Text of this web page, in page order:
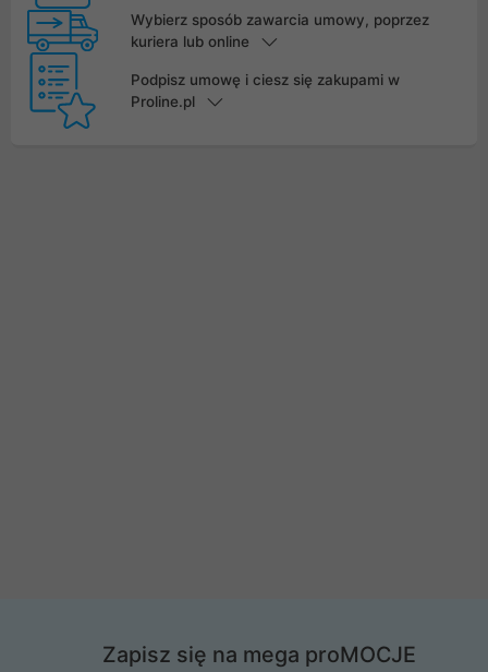
Wybierz sposób zawarcia umowy, poprzez
kuriera lub online
Podpisz umowę i ciesz się zakupami w
Proline.pl
Zapisz się na mega proMOCJE